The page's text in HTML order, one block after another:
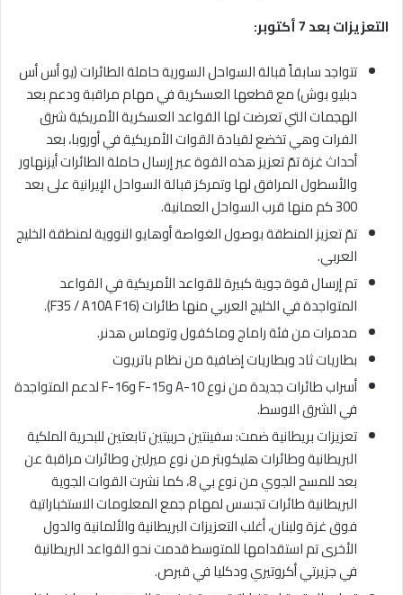
التعزيزات بعد 7 أكتوبر:
تتواجد سابقاً قبالة السواحل السورية حاملة الطائرات (يو أس أس
دبليو بوش) مع قطعها العسكرية في مهام مراقبة ودعم بعد
الهجمات التي تعرضت لها القواعد العسكرية الأمريكية شرق
الفرات وهي تخضع لقيادة القوات الأمريكية في أوروبا، بعد
أحداث غزة تمّ تعزيز هذه القوة عبر إرسال حاملة الطائرات أيزنهاور
والأسطول المرافق لها وتمركز قبالة السواحل الإيرانية على بعد
300 كم منها قرب السواحل العمانية.
تمّ تعزيز المنطقة بوصول الغواصة أوهايو النووية لمنطقة الخليج
العربي.
تم إرسال قوة جوية كبيرة للقواعد الأمريكية في القواعد
المتواجدة في الخليج العربي منها طائرات (F35 / A10A F16).
مدمرات من فئة راماج وماكفول وتوماس هدنر.
بطاريات ثاد وبطاريات إضافية من نظام باتريوت
أسراب طائرات جديدة من نوع A-10 وF-15 وF-16 لدعم المتواجدة
في الشرق الاوسط.
تعزيزات بريطانية ضمت: سفينتين حربيتين تابعتين للبحرية الملكية
البريطانية وطائرات هليكوبتر من نوع ميرلين وطائرات مراقبة عن
بعد للمسح الجوي من نوع بي 8، كما نشرت القوات الجوية
البريطانية طائرات تجسس لمهام جمع المعلومات الاستخباراتية
فوق غزة ولبنان، أغلب التعزيزات البريطانية والألمانية والدول
الأخرى تم استقدامها للمتوسط قدمت نحو القواعد البريطانية
في جزيرتي أكروتيري ودكليا في قبرص.